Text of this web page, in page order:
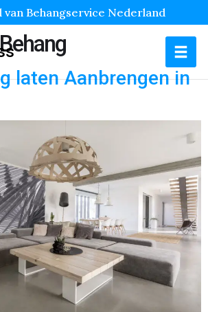
van Behangservice Nederland
laten Aanbrengen in